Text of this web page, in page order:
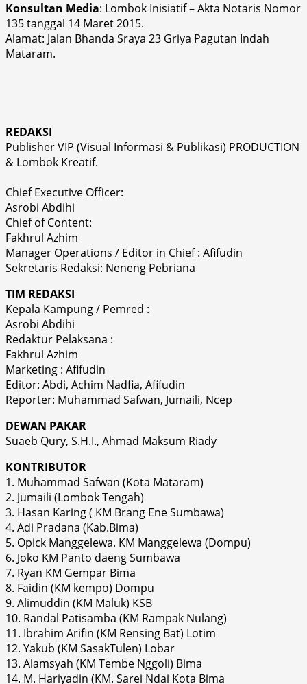
Konsultan Media: Lombok Inisiatif – Akta Notaris Nomor
135 tanggal 14 Maret 2015.
Alamat: Jalan Bhanda Sraya 23 Griya Pagutan Indah
Mataram.
REDAKSI
Publisher VIP (Visual Informasi & Publikasi) PRODUCTION
& Lombok Kreatif.
Chief Executive Officer:
Asrobi Abdihi
Chief of Content:
Fakhrul Azhim
Manager Operations / Editor in Chief : Afifudin
Sekretaris Redaksi: Neneng Pebriana
TIM REDAKSI
Kepala Kampung / Pemred :
Asrobi Abdihi
Redaktur Pelaksana :
Fakhrul Azhim
Marketing : Afifudin
Editor: Abdi, Achim Nadfia, Afifudin
Reporter: Muhammad Safwan, Jumaili, Ncep
DEWAN PAKAR
Suaeb Qury, S.H.I., Ahmad Maksum Riady
KONTRIBUTOR
1. Muhammad Safwan (Kota Mataram)
2. Jumaili (Lombok Tengah)
3. Hasan Karing ( KM Brang Ene Sumbawa)
4. Adi Pradana (Kab.Bima)
5. Opick Manggelewa. KM Manggelewa (Dompu)
6. Joko KM Panto daeng Sumbawa
7. Ryan KM Gempar Bima
8. Faidin (KM kempo) Dompu
9. Alimuddin (KM Maluk) KSB
10. Randal Patisamba (KM Rampak Nulang)
11. Ibrahim Arifin (KM Rensing Bat) Lotim
12. Yakub (KM SasakTulen) Lobar
13. Alamsyah (KM Tembe Nggoli) Bima
14. M. Hariyadin (KM. Sarei Ndai Kota Bima